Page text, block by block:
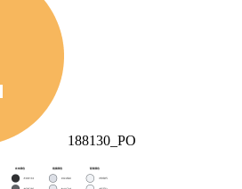
188130_PO